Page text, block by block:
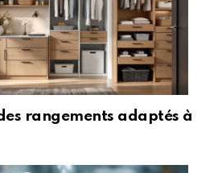
rangements adaptés à